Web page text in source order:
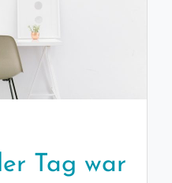
Tag war